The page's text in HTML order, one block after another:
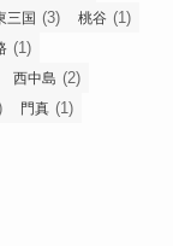
三国 (3) 桃谷 (1)
(1)
西中島 (2)
門真 (1)